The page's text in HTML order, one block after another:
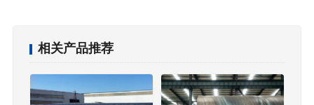
相关产品推荐